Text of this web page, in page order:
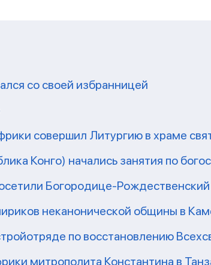
со своей избранницей
совершил Литургию в храме
Конго) начались занятия по
Богородице-
неканонической общины в
по восстановлению
митрополита Константина в